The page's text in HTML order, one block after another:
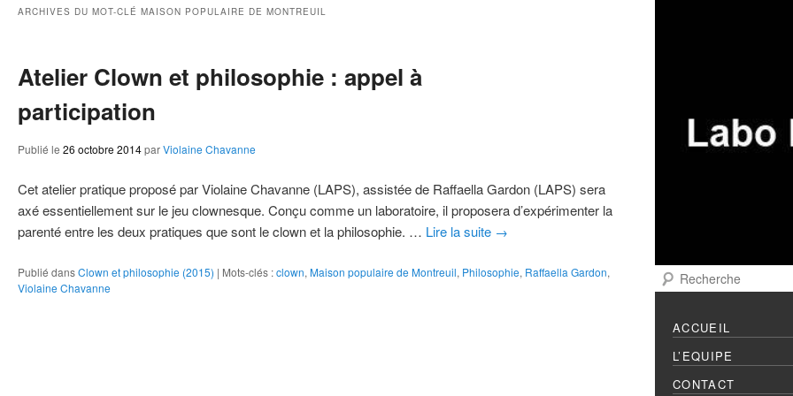
Labo LAPS
Recherche
ACCUEIL
L’EQUIPE
CONTACT
ARCHIVES DU MOT-CLÉ MAISON POPULAIRE DE MONTREUIL
Atelier Clown et philosophie : appel à
participation
Publié le 26 octobre 2014parViolaine Chavanne
Cet atelier pratique proposé par Violaine Chavanne (LAPS), assistée de Raffaella Gardon (LAPS) sera
axé essentiellement sur le jeu clownesque. Conçu comme un laboratoire, il proposera d’expérimenter la
parenté entre les deux pratiques que sont le clown et la philosophie. … Lire la suite →
Publié dansClown et philosophie (2015) | Mots-clés :clown, Maison populaire de Montreuil, Philosophie, Raffaella Gardon,
Violaine Chavanne